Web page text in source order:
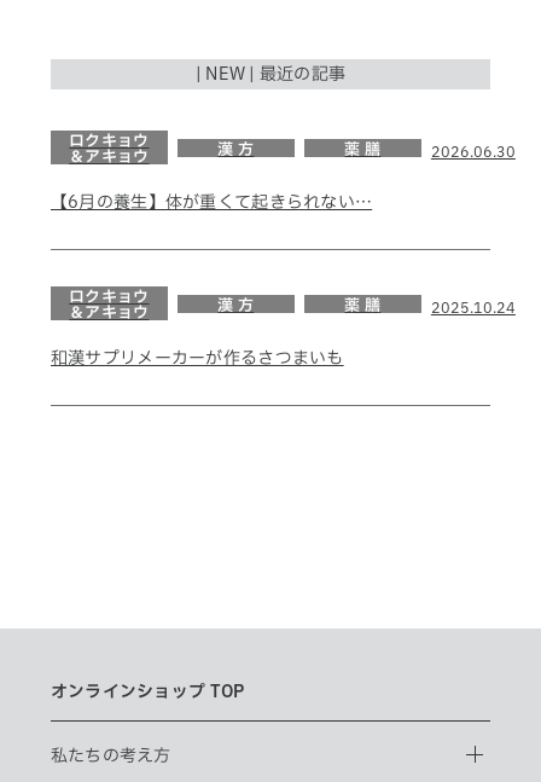
| NEW | 最近の記事
ロクキョウ
＆アキョウ
漢 方 薬 膳 2026.06.30
【6月の養生】体が重くて起きられない…
ロクキョウ
＆アキョウ
漢 方 薬 膳 2025.10.24
和漢サプリメーカーが作るさつまいも
オンラインショップ TOP
私たちの考え方